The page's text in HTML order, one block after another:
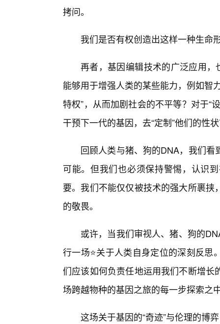
拷问。
我们是否有权创造出这样一种生命
再者，基因编辑技术的广泛应用，
能够用于增强人类的某些能力，例如智
特权”，从而加剧社会的不平等？对于“
干预下一代的基因，去“定制”他们的性
回顾人类与猪、狗的DNA，我们
可能。但我们也必须保持警惕，认识
要。我们不能仅仅被技术的强大所裹
的敬畏。
或许，当我们审视人、猪、狗的
行一场⭐关于人类自身定位的深刻反
们应该如何负责任地运用我们不断增
场跨越物种的基因之旅的每一步探索之
这场关于基因的“奇迹”与伦理的博